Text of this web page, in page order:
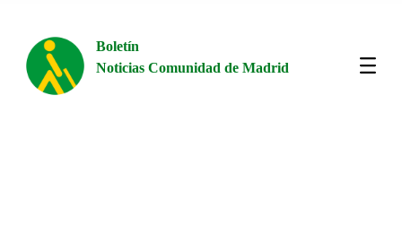
Boletín
Noticias Comunidad de Madrid